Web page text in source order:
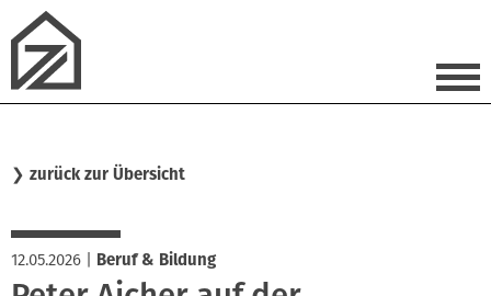
❯ zurück zur Übersicht
12.05.2026 Beruf & Bildung